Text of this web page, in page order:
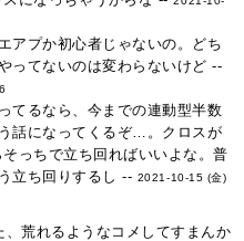
アプか初心者じゃないの。どち
ってないのは変わらないけど --
てるなら、今までの連動型半数
話になってくるぞ…。クロスが
っちで立ち回ればいいよな。普
立ち回りするし -- 2021-10-15 (金)
、荒れるようなコメしてすまんか